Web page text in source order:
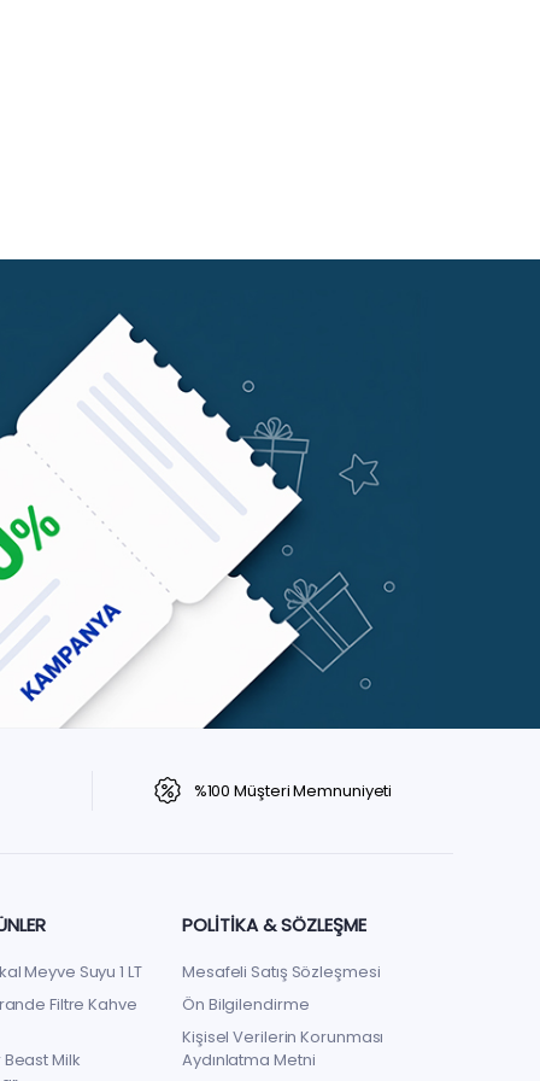
%100 Müşteri Memnuniyeti
Meyve Suyu 1 LT
Filtre Kahve
Milk
POLITIKA & SÖZLEŞME
Mesafeli Satış Sözleşmesi
Ön Bilgilendirme
Kişisel Verilerin Korunması
Aydınlatma Metni